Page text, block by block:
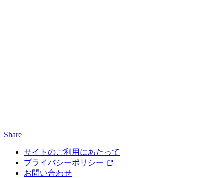
Share
サイトのご利用にあたって
プライバシーポリシー
お問い合わせ